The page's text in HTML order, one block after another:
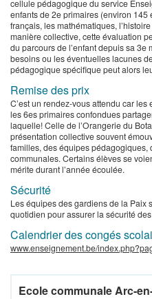
cellule pédagogique du service
enfants de 2e primaires (environ
français, les mathématiques,
manière collective, cette évaluation
du parcours de l’enfant depuis sa 3e
besoins ou les éventuelles lacunes
pédagogique spécifique peut alors
Remise des prix
C’est un rendez-vous attendu car
les 6es primaires confondues
laquelle! Celle de l’Orangerie du
présentation collective souvent
familles, des équipes pédagogiques,
communales. Certains élèves se
mérite durant l’année écoulée.
Sécurité
Les équipes des gardiens de la Paix
quotidien pour assurer la sécurité
Calendrier des congés
www.enseignement.be/
Ecole communale Arc-